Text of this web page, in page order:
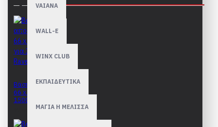
VAIANA
WALL-E
WINX CLUB
ΕΚΠΑΙΔΕΥΤΙΚΑ
ΜΑΓΙΑ Η ΜΕΛΙΣΣΑ
Βάση αποθ΄ήκευσης
66 x 110cm για 300 -
1500 Ravensburger